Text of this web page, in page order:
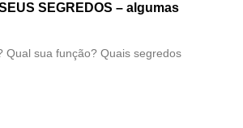
SEGREDOS – algumas
Qual sua função? Quais segredos